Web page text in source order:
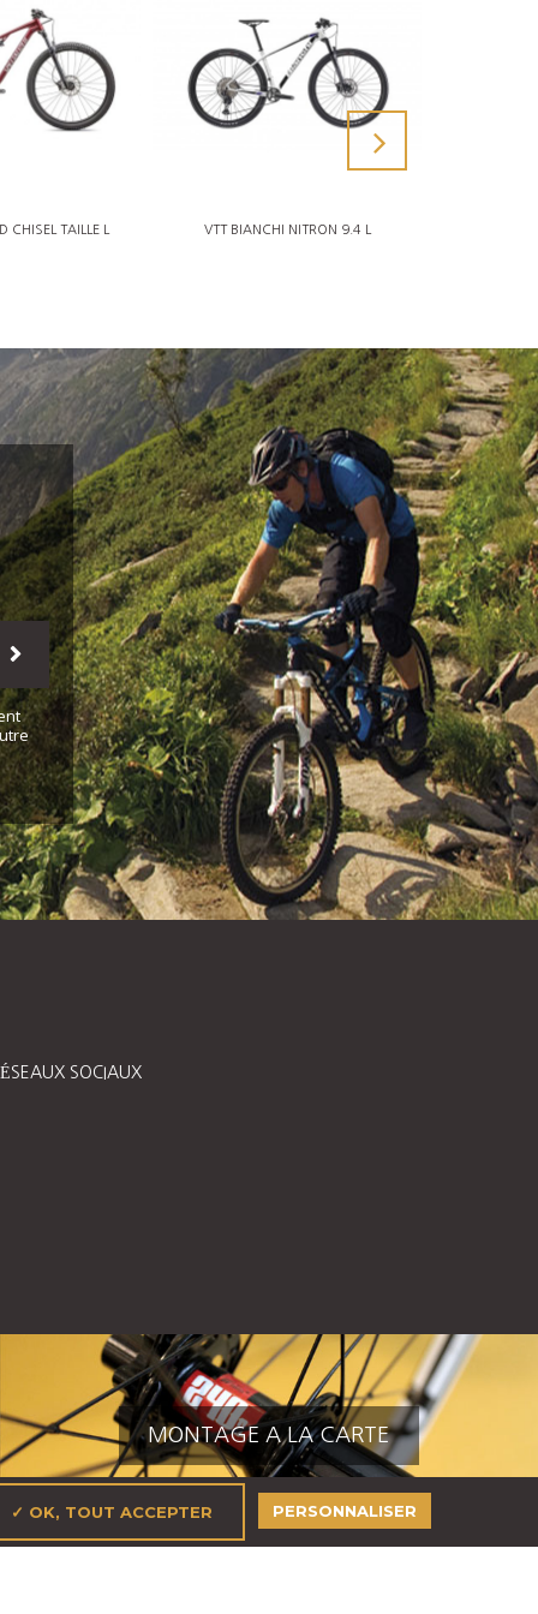
CHISEL TAILLE L VTT BIANCHI NITRON 9.4 L
SOCIAUX
MONTAGE A LA CARTE
✓ OK, TOUT ACCEPTER PERSONNALISER